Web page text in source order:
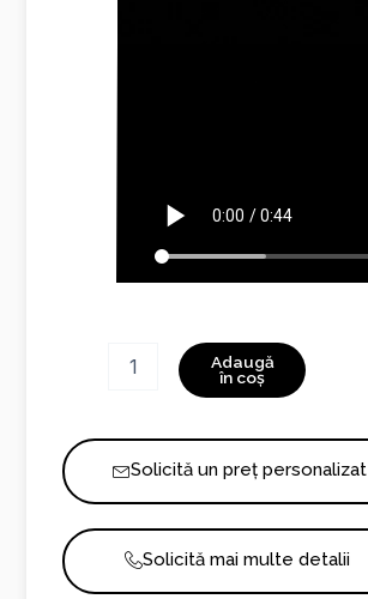
CRYSTAL
-
ECO
NEW
Adaugă
în coș
Solicită un preț personalizat
Solicită mai multe detalii